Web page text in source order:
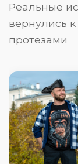
Реальные
вернулись
протезами